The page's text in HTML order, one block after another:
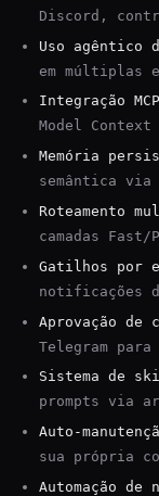
Discord,
Uso agêntico
em múltiplas
Integração MCP
Model
Memória
semântica via
Roteamento
camadas Fast/
Gatilhos por
notificações
Aprovação de
Telegram para
Sistema de
prompts via
Auto-
sua própria
Automação de